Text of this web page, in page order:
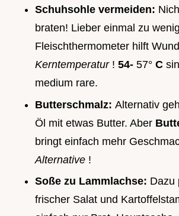
Schuhsohle vermeiden:
braten! Lieber einmal zu
Fleischthermometer hilft
Kerntemperatur ! 54- 57° C
medium rare.
Butterschmalz: Alternativ
Öl mit etwas Butter. Aber
bringt einfach mehr
Alternative !
Soße zu Lammlachse: Dazu
frischer Salat und